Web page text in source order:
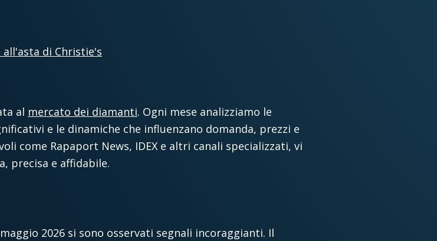
all'asta di Christie's
al mercato dei diamanti. Ogni mese analizziamo le
e le dinamiche che influenzano domanda, prezzi e
come Rapaport News, IDEX e altri canali specializzati, vi
precisa e affidabile.
2026 si sono osservati segnali incoraggianti. Il